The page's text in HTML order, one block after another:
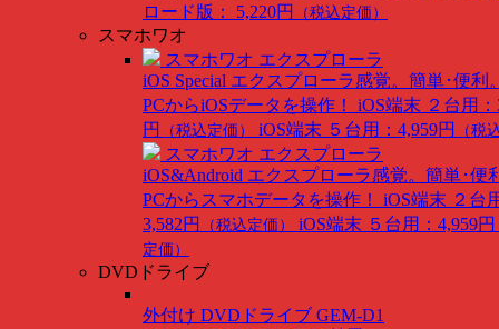
ロード版： 5,220円
（税込定価）
スマホワオ
スマホワオ エクスプローラ
iOS Special エクスプローラ感覚。簡単･便利
PCからiOSデータを操作！ iOS端末 ２台用：
円
（税込定価） iOS端末 ５台用：4,959円 （税
スマホワオ エクスプローラ
iOS&Android エクスプローラ感覚。簡単･便
PCからスマホデータを操作！ iOS端末 ２台
3,582円
（税込定価） iOS端末 ５台用：4,959円
定価）
DVDドライブ
外付け DVDドライブ GEM-D1